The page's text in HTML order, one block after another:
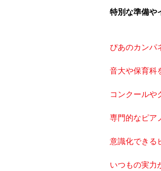
特別な準備や
ぴあのカンパ
音大や保育科
コンクールや
専門的なピア
意識化できる
いつもの実力